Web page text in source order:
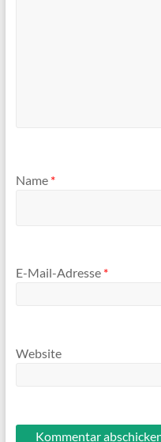
Name *
E-Mail-Adresse *
Website